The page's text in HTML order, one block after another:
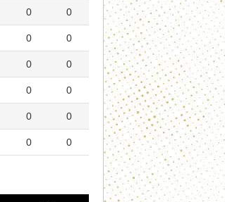
0 0
0 0
0 0
0 0
0 0
0 0